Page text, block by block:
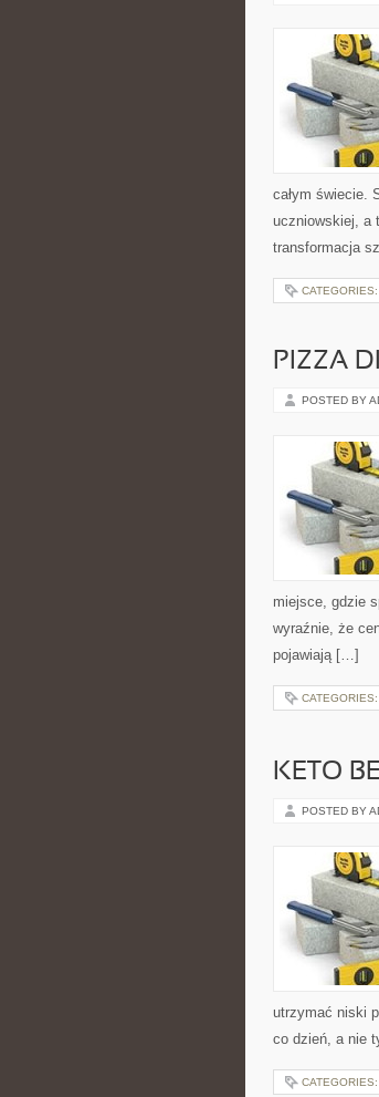
całym świecie.
uczniowskiej, a
transformacja
CATEGORIES:
PIZZA
POSTED BY
miejsce, gdzie
wyraźnie, że
pojawiają […]
CATEGORIES:
KETO
POSTED BY
utrzymać niski
co dzień, a nie
CATEGORIES: